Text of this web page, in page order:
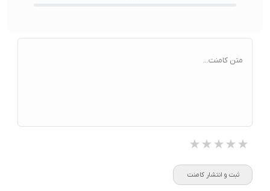
متن کامنت...
★★★★★
★★★★★
★★★★★
ثبت و انتشار کامنت